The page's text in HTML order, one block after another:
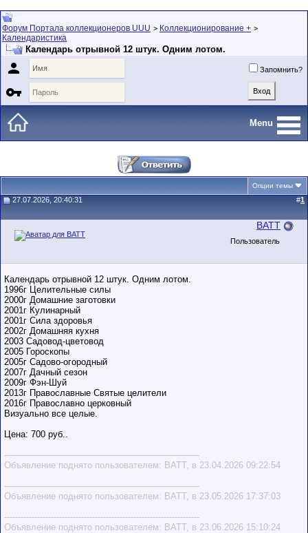
Форум Портала коллекционеров UUU > Коллекционирование + >
Календаристика
Календарь отрывной 12 штук. Одним лотом.
 Запомнить?

Menu
Опции темы
27.07.2026, 20:40:31 #1
BATT
Пользователь
Календарь отрывной 12 штук. Одним лотом.
1996г Целительные силы
2000г Домашние заготовки
2001г Кулинарный
2001г Сила здоровья
2002г Домашняя кухня
2003 Садовод-цветовод
2005 Гороскопы
2005г Садово-огородный
2007г Дачный сезон
2009г Фэн-Шуй
2013г Православные Святые целители
2016г Православно церковный
Визуально все целые.
Цена: 700 руб..
-----------------------------------------------------------------------
Объявление поднято пользователем: BATT, в 23.04.2026 09:22:54
-----------------------------------------------------------------------
Объявление поднято пользователем: BATT, в 23.05.2026 17:37:03
-----------------------------------------------------------------------
Объявление поднято пользователем: BATT, в 23.06.2026 15:10:24